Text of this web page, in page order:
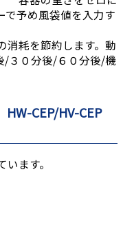
で予め風袋値を入力す
耗を節約します。動
/３０分後/６０分後/機
HW-CEP/HV-CEP
ます。